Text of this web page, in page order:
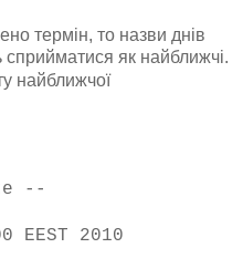
термін, то назви днів
сприйматися як найближчі.
найближчої
--
2010